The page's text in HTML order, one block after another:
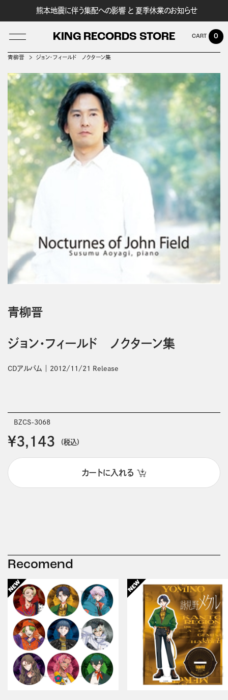
熊本地震に伴う集配への影響 と 夏季休業のお知らせ
KING RECORDS STORE
LOG IN
0
青柳晋 ジョン・フィールド ノクターン集
青柳晋
ジョン・フィールド ノクターン集
CDアルバム 2012/11/21 Release
BZCS-3068
￥3,143 (税込)
カートに入れる
Recomend